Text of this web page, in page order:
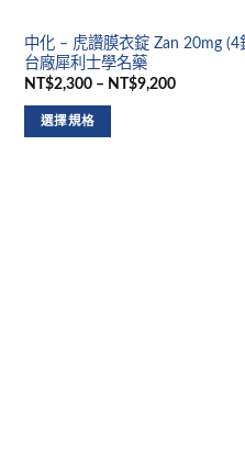
中化 – 虎讚膜衣錠 Zan 20mg (4
台廠犀利士學名藥
NT$2,300 – NT$9,200
選擇規格